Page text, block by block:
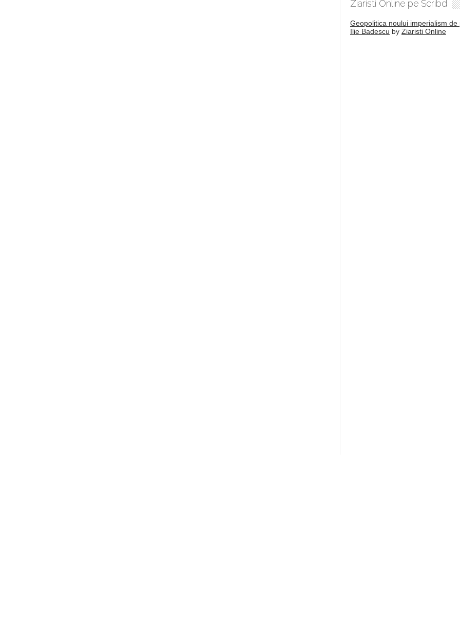
Ziaristi Online pe Scribd
Geopolitica noului imperialism de
Ilie Badescu by Ziaristi Online